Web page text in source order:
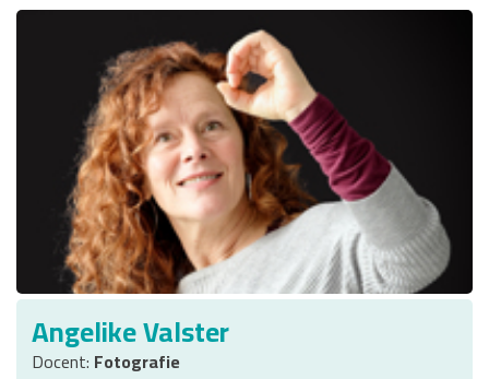
Angelike Valster
Docent: Fotografie